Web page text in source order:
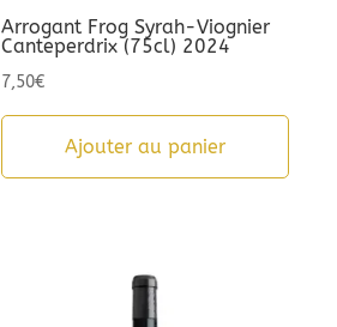
Arrogant Frog Syrah-Viognier
Canteperdrix (75cl) 2024
7,50€
Ajouter au panier